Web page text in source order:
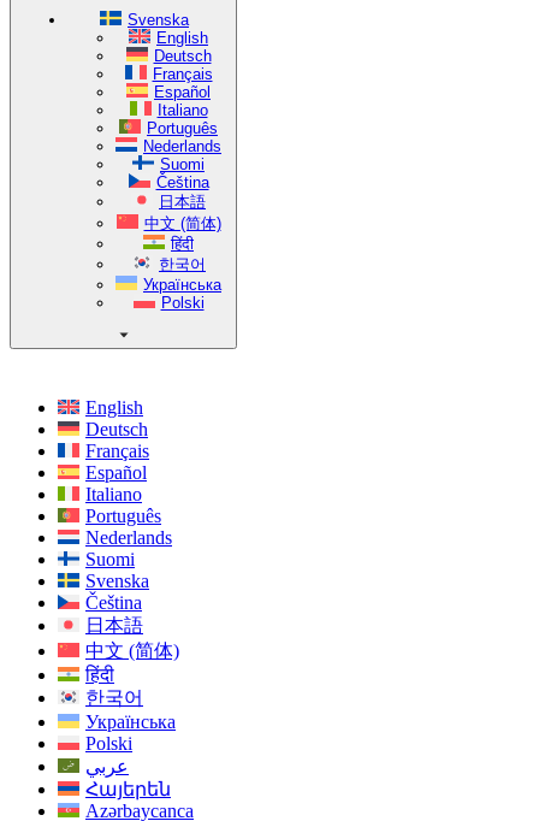
Svenska
English
Deutsch
Français
Español
Italiano
Português
Nederlands
Suomi
Čeština
日本語
中文 (简体)
हिंदी
한국어
Українська
Polski
English
Deutsch
Français
Español
Italiano
Português
Nederlands
Suomi
Svenska
Čeština
日本語
中文 (简体)
हिंदी
한국어
Українська
Polski
عربي
Հայերեն
Azərbaycanca